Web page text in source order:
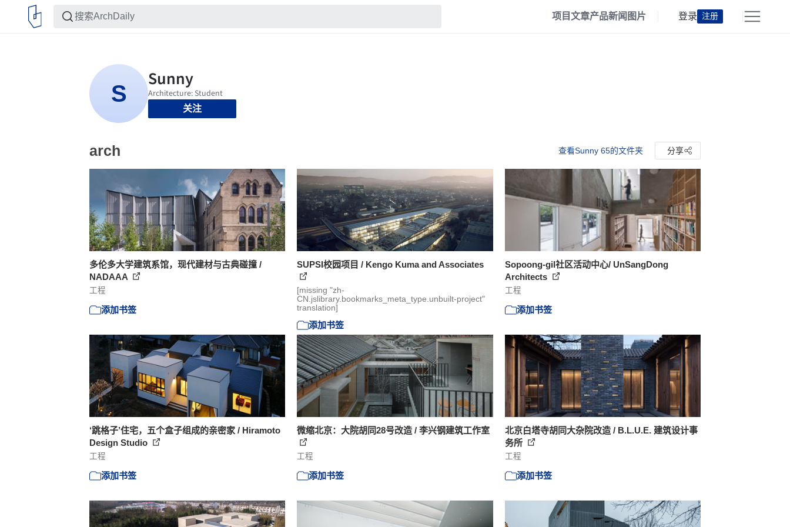
项目文章产品新闻 图片 登录 注册
关注
arch 查看Sunny 65的文件夹 分享
多伦多大学建筑系馆，现代建材与古典碰撞 /
NADAAA
工程
添加书签
SUPSI校园项目 / Kengo Kuma and Associates
[missing "zh-
CN.jslibrary.bookmarks_meta_type.unbuilt-project"
translation]
添加书签
Sopoong-gil社区活动中心/ UnSangDong
Architects
工程
添加书签
‘跳格子’住宅，五个盒子组成的亲密家 / Hiramoto
Design Studio
工程
添加书签
微缩北京：大院胡同28号改造 / 李兴钢建筑工作室
工程
添加书签
北京白塔寺胡同大杂院改造 / B.L.U.E. 建筑设计事
务所
工程
添加书签